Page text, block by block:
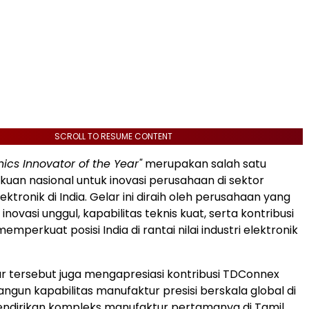
SCROLL TO RESUME CONTENT
Innovator of the Year"merupakan salah satu
nasional untuk inovasi perusahaan di sektor
di India. Gelar ini diraih oleh perusahaan yang
unggul, kapabilitas teknis kuat, serta kontribusi
posisi India di rantai nilai industri elektronik
tersebut juga mengapresiasi kontribusi TDConnex
kapabilitas manufaktur presisi berskala global di